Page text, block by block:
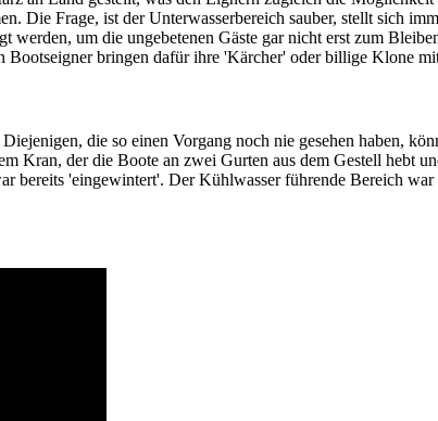
Die Frage, ist der Unterwasserbereich sauber, stellt sich
um die ungebetenen Gäste gar nicht erst zum
bringen dafür ihre 'Kärcher' oder billige Klone
die so einen Vorgang noch nie gesehen haben,
Kran, der die Boote an zwei Gurten aus dem Gestell hebt
bereits 'eingewintert'. Der Kühlwasser führende Bereich